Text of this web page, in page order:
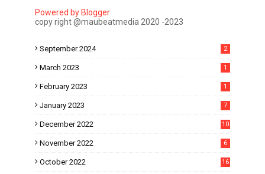
Powered by Blogger
copy right @maubeatmedia 2020 -2023
September 2024 2
March 2023 1
February 2023 1
January 2023 7
December 2022 10
November 2022 6
October 2022 16